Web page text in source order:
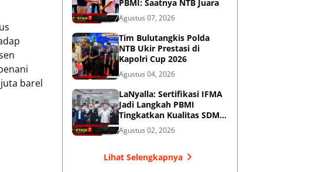
barel
PBMI: Saatnya NTB Juara
Agustus 07, 2026
Tim Bulutangkis Polda
NTB Ukir Prestasi di
Kapolri Cup 2026
Agustus 04, 2026
LaNyalla: Sertifikasi IFMA
Jadi Langkah PBMI
Tingkatkan Kualitas SDM
Muaythai
Agustus 02, 2026
Lihat Selengkapnya